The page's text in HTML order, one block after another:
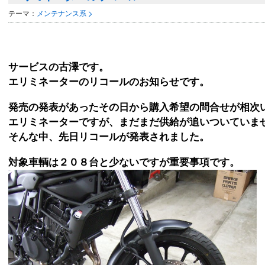
テーマ： メンテナンス系
サービスの古澤です。
エリミネーターのリコールのお知らせです。
発売の発表があったその日から購入希望の問合せが相次
エリミネーターですが、まだまだ供給が追いついていま
そんな中、先日リコールが発表されました。
対象車輌は２０８台と少ないですが重要事項です。